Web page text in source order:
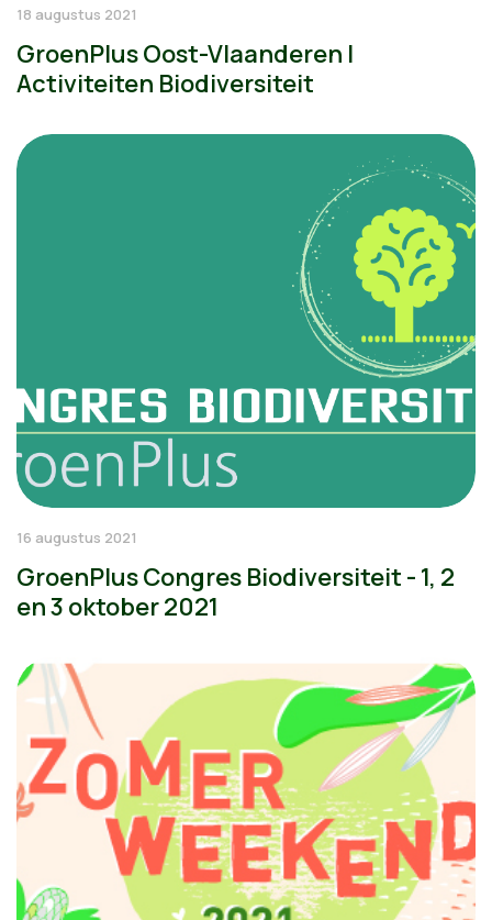
18 augustus 2021
GroenPlus Oost-Vlaanderen |
Activiteiten Biodiversiteit
16 augustus 2021
GroenPlus Congres Biodiversiteit - 1, 2
en 3 oktober 2021